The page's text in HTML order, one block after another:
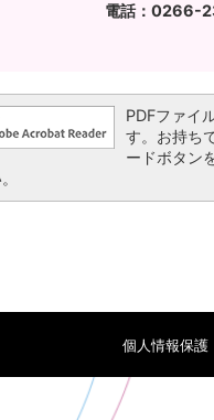
電話：0266-
PDFファイ
す。お持ち
ードボタン
個人情報保護